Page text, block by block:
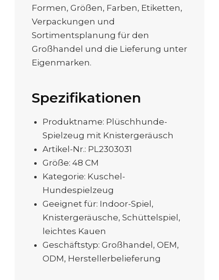
Formen, Größen, Farben, Etiketten,
Verpackungen und
Sortimentsplanung für den
Großhandel und die Lieferung unter
Eigenmarken.
Spezifikationen
Produktname: Plüschhunde-
Spielzeug mit Knistergeräusch
Artikel-Nr.: PL2303031
Größe: 48 CM
Kategorie: Kuschel-
Hundespielzeug
Geeignet für: Indoor-Spiel,
Knistergeräusche, Schüttelspiel,
leichtes Kauen
Geschäftstyp: Großhandel, OEM,
ODM, Herstellerbelieferung